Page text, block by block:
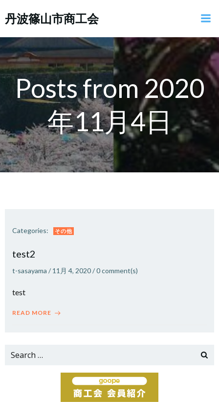
ン
ツ
へ
ス
キ
ッ
プ
丹波篠山市商工会
Posts from 2020
年11月4日
Categories: その他
test2
t-sasayama / 11月 4, 2020/0comment(s)
test
READ MORE
Search